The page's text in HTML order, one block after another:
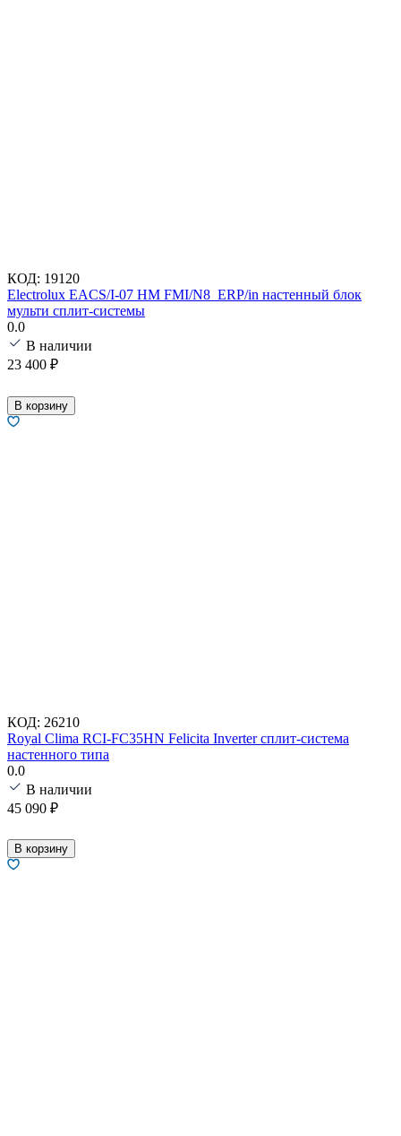
КОД: 19120
Electrolux EACS/I-07 HM FMI/N8_ERP/in настенный блок
мульти сплит-системы
0.0
В наличии
23 400 ₽
В корзину
КОД: 26210
Royal Clima RCI-FC35HN Felicita Inverter сплит-система
настенного типа
0.0
В наличии
45 090 ₽
В корзину